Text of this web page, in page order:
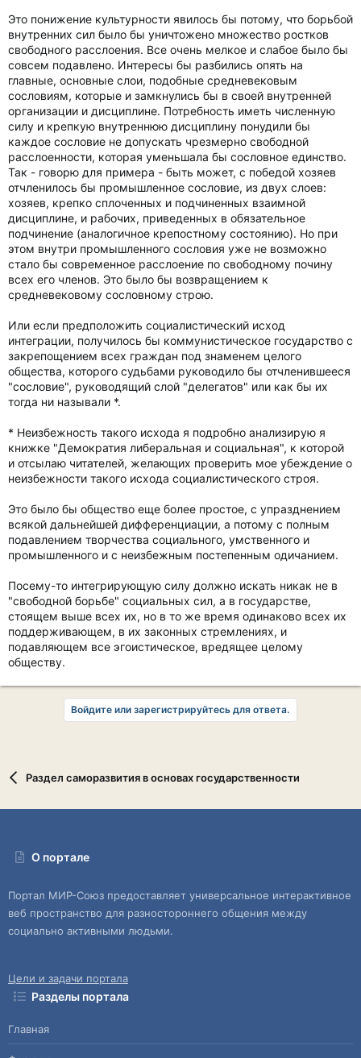
Это понижение культурности явилось бы потому, что борьбой
внутренних сил было бы уничтожено множество ростков
свободного расслоения. Все очень мелкое и слабое было бы
совсем подавлено. Интересы бы разбились опять на
главные, основные слои, подобные средневековым
сословиям, которые и замкнулись бы в своей внутренней
организации и дисциплине. Потребность иметь численную
силу и крепкую внутреннюю дисциплину понудили бы
каждое сословие не допускать чрезмерно свободной
расслоенности, которая уменьшала бы сословное единство.
Так - говорю для примера - быть может, с победой хозяев
отчленилось бы промышленное сословие, из двух слоев:
хозяев, крепко сплоченных и подчиненных взаимной
дисциплине, и рабочих, приведенных в обязательное
подчинение (аналогичное крепостному состоянию). Но при
этом внутри промышленного сословия уже не возможно
стало бы современное расслоение по свободному почину
всех его членов. Это было бы возвращением к
средневековому сословному строю.
Или если предположить социалистический исход
интеграции, получилось бы коммунистическое государство с
закрепощением всех граждан под знаменем целого
общества, которого судьбами руководило бы отчленившееся
"сословие", руководящий слой "делегатов" или как бы их
тогда ни называли *.
* Неизбежность такого исхода я подробно анализирую я
книжке "Демократия либеральная и социальная", к которой
и отсылаю читателей, желающих проверить мое убеждение о
неизбежности такого исхода социалистического строя.
Это было бы общество еще более простое, с упразднением
всякой дальнейшей дифференциации, а потому с полным
подавлением творчества социального, умственного и
промышленного и с неизбежным постепенным одичанием.
Посему-то интегрирующую силу должно искать никак не в
"свободной борьбе" социальных сил, а в государстве,
стоящем выше всех их, но в то же время одинаково всех их
поддерживающем, в их законных стремлениях, и
подавляющем все эгоистическое, вредящее целому
обществу.
Войдите или зарегистрируйтесь для ответа.
Раздел саморазвития в основах государственности
О портале
Портал МИР-Союз предоставляет универсальное интерактивное
веб пространство для разностороннего общения между
социально активными людьми.
Цели и задачи портала
Разделы портала
Главная